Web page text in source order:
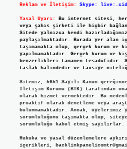
Reklam ve İletişim: Skype:
Yasal Uyarı:
Bu internet sitesi,
veya şahıs şirketi ile hiçbir
Sitede yalnızca kendi
paylaşılmaktadır. Burada yer
taşımamakta olup, gerçek kurum ve
yapılmamaktadır. Gerçek kurum
benzerlikleri tamamen tesadüfidir.
taslak halindedir ve tavsiye
Sitemiz, 5651 Sayılı Kanun
İletişim Kurumu (BTK) tarafından
olarak hizmet vermektedir. Bu
proaktif olarak denetleme veya
bulunmamaktadır. Ancak,
sorumluluğunu taşımakta olup,
sorumluluğu kabul etmiş sayılırlar.
Hukuka ve yasal düzenlemelere
içerikleri,